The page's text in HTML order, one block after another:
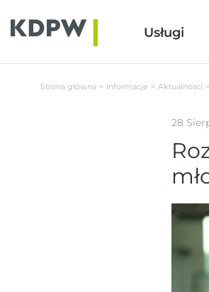
Usługi
Usługi
Strona główna Informacje Aktualności
28